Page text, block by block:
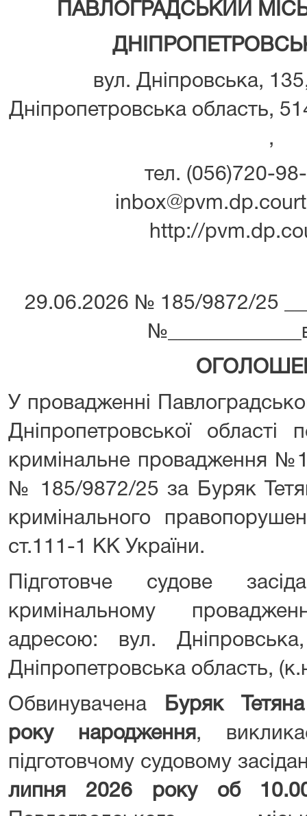
ПАВЛОГРАДСЬКИЙ
вул. Дніпровська,
Дніпропетровська область,
,
тел. (056)720-
http://
29.06.2026 № 185/9872/25
У провадженні
Дніпропетровської області
кримінальне провадження
№ 185/9872/25 за Буряк
кримінального
ст.111-1 КК України.
Підготовче судове
кримінальному
адресою: вул.
Дніпропетровська область,
Обвинувачена
Буряк
року народження ,
підготовчому судовому
липня 2026 року об